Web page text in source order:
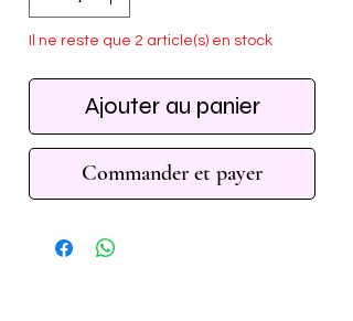
Il ne reste que 2 article(s) en stock
Ajouter au panier
Commander et payer